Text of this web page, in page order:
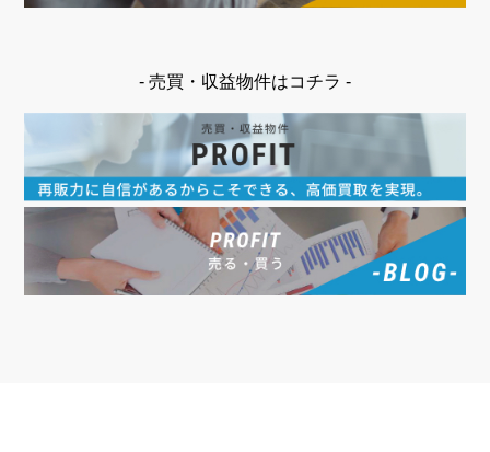
- 売買・収益物件はコチラ -